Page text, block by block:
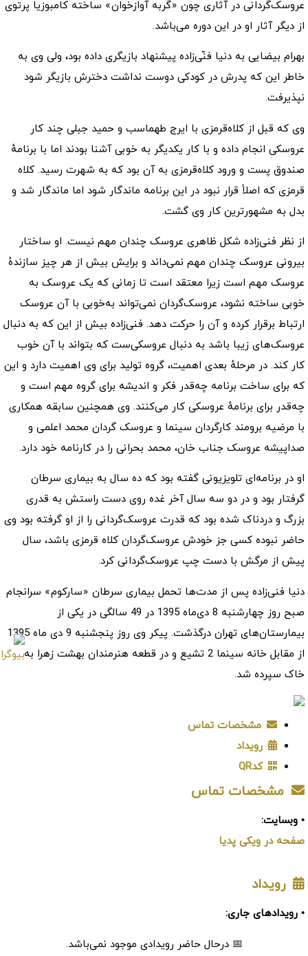
عروسک‌گردانی در آثاری چون «گربه آوازخوان» ساخته کامبوزیا پرتوی
از دیگر آثار او در این دوره می‌باشد.
بهرام بیضایی به دنیا فنّی‌زاده پیشنهاد بازیگری داده بود، ولی وی به
خاطر این که پدرش در کودکی دوست نداشت دخترش بازیگر شود
نپذیرفت.
وی که قبل از کلاه‌قرمزی با ایرج طهماسب و حمید جبلی چند کار
عروسکی انجام داده و با کار یکدیگر به خوبی آشنا بودند اما با برنامهٔ
صندوق پست و ورود کلاه‌قرمزی به آن بود که به شهرت رسید. کلاه
قرمزی که اصلاً قرار نبود در این برنامه ماندگار شود اما ماندگار شد و
بدل به مشهورترین کار وی گشت.
از نظر فنی‌زاده شکل ظاهری عروسک چندان مهم نیست. او ساختار
بیرونی عروسک چندان مهم نمی‌داند و برایش بیش از هر چیز سازندهٔ
عروسک مهم است زیرا معتقد است تا زمانی که یک عروسک به
خوبی ساخته نشود، عروسک‌گردان نمی‌تواند به‌خوبی با آن عروسک
ارتباط برقرار کرده و آن را حرکت دهد. فنی‌زاده بیش از این که به دنبال
عروسک‌های زیبا باشد به دنبال عروسکی‌ست که بتواند با آن خوب
کار کند. در مرحلهٔ بعدی اهمیت، گروه تولید برای وی اهمیت دارد و این
که برای ساخت برنامه چه‌قدر فکر و اندیشه برای گروه مهم است و
چه‌قدر برای برنامهٔ عروسکی کار می‌کنند. وی همچنین سابقه همکاری
با مرضیه برومند کارگردان سینما و عروسک گردان محمد اعلمی و
صداپیشه عروسک جناب خان، محمد بحرانی را در کارنامه خود دارد.
او در برنامه‌ای تلویزیونی گفته بود که ده سال به بیماری سرطان
گرفتار بود و در دو سه سال آخر غده روی دست راستش به قدری
بزرگ و دردناک شده بود که قدرت عروسک‌گردانی را از او گرفته بود وی
حاضر نبوده کسی جز خودش عروسک‌گردان کلاه قرمزی باشد، سال
پیش از مرگش با دست چپ عروسک‌گردانی کرد.
دنیا فنی‌زاده پس از مدت‌ها تحمل بیماری سرطان «سارکوم» سرانجام
صبح روز چهارشنبه 8 دی‌ماه 1395 در 49 سالگی در یکی از
بیمارستان‌های تهران درگذشت. پیکر وی روز پنجشنبه 9 دی ماه 1395
از مقابل خانه سینما 2 تشیع و در قطعه هنرمندان بهشت زهرا به
خاک سپرده شد.
مشخصات تماس
رویداد
کدQR
مشخصات تماس
• وبسایت:
صفحه در ویکی پدیا
رویداد
• رویدادهای جاری:
📅 درحال حاضر رویدادی موجود نمی‌باشد.